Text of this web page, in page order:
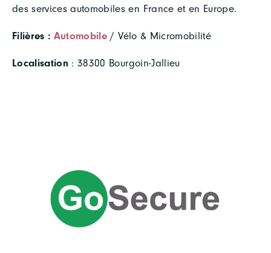
des services automobiles en France et en Europe.
Filières : Automobile / Vélo & Micromobilité
Localisation : 38300 Bourgoin-Jallieu